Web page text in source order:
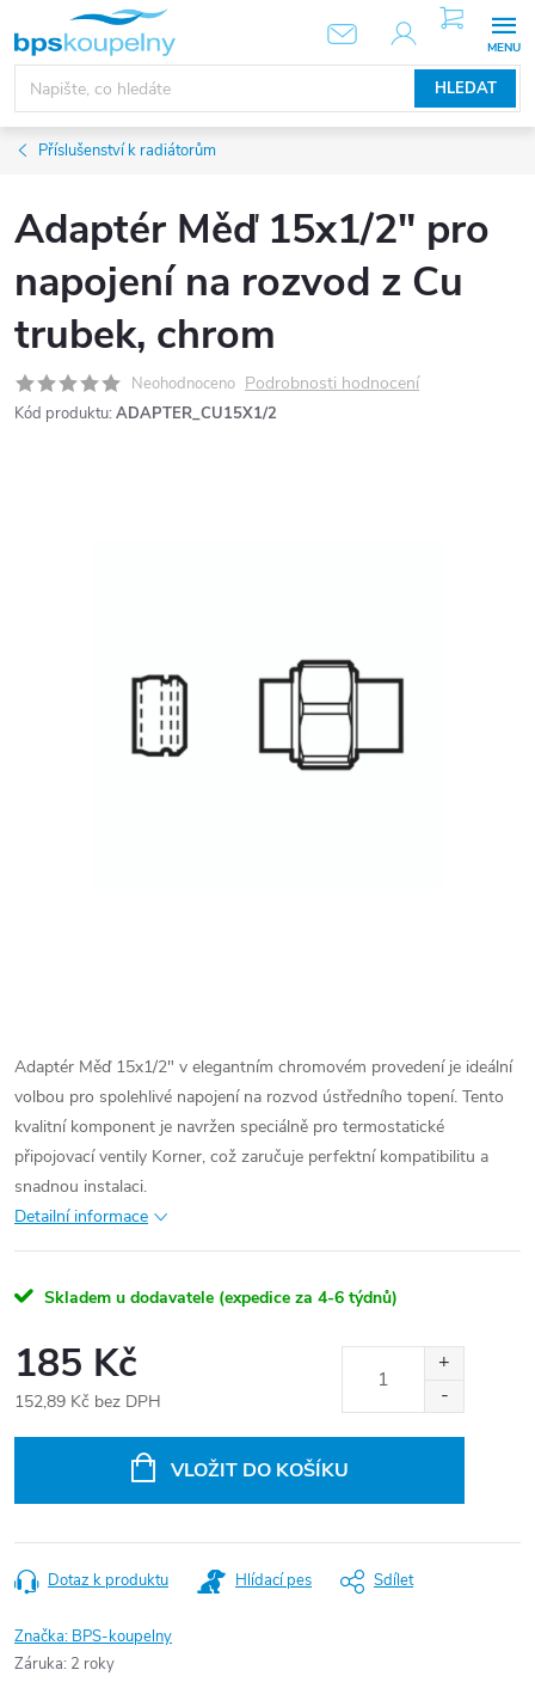
obsah
HLEDAT
NÁKUPNÍ
KOŠÍK
Příslušenství k radiátorům
Adaptér Měď 15x1/2" pro
napojení na rozvod z Cu
trubek, chrom
Neohodnoceno Podrobnosti hodnocení
Kód produktu: ADAPTER_CU15X1/2
Adaptér Měď 15x1/2" v elegantním chromovém provedení je ideální
volbou pro spolehlivé napojení na rozvod ústředního topení. Tento
kvalitní komponent je navržen speciálně pro termostatické
připojovací ventily Korner, což zaručuje perfektní kompatibilitu a
snadnou instalaci.
Detailní informace
Skladem u dodavatele (expedice za 4-6 týdnů)
185 Kč
152,89 Kč bez DPH
VLOŽIT DO KOŠÍKU
Dotaz k produktu Hlídací pes Sdílet
Značka: BPS-koupelny
Záruka: 2 roky